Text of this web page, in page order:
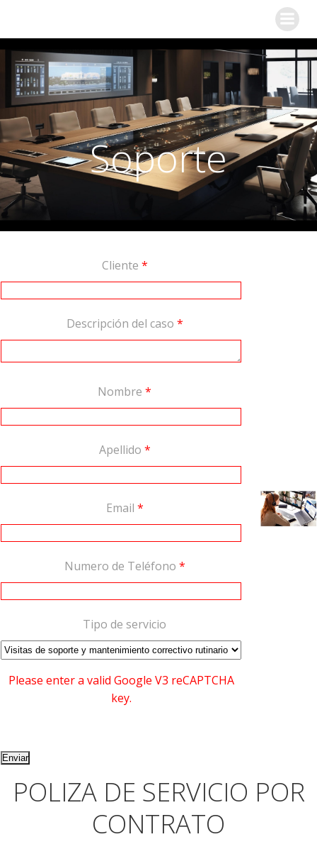
Soporte
Cliente *
Descripción del caso *
Nombre *
Apellido *
Email *
Numero de Teléfono *
Tipo de servicio
Please enter a valid Google V3 reCAPTCHA
key.
POLIZA DE SERVICIO POR
CONTRATO